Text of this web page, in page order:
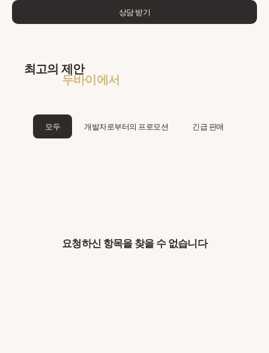
상담 받기
최고의 제안
두바이에서
모두 개발자로부터의 프로모션 긴급 판매
요청하신 항목을 찾을 수 없습니다